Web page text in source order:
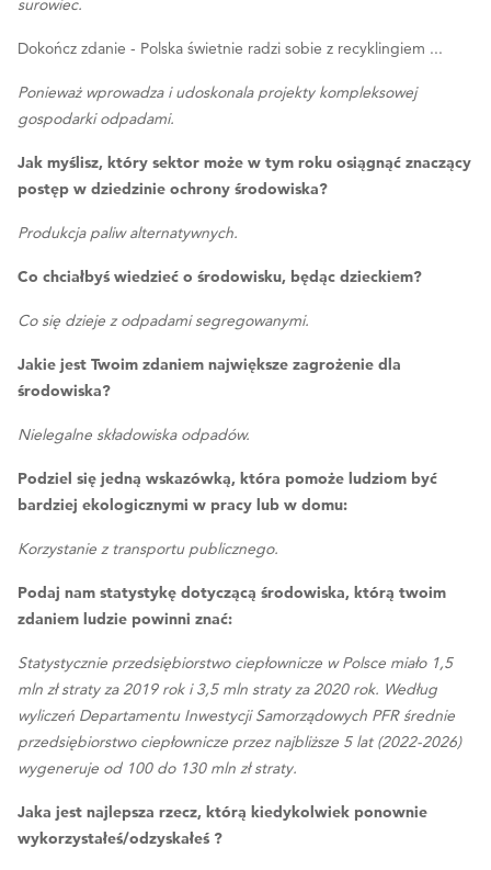
Dokończ zdanie - Polska świetnie radzi sobie z recyklingiem ...
Ponieważ wprowadza i udoskonala projekty kompleksowej
gospodarki odpadami.
Jak myślisz, który sektor może w tym roku osiągnąć znaczący
postęp w dziedzinie ochrony środowiska?
Produkcja paliw alternatywnych.
Co chciałbyś wiedzieć o środowisku, będąc dzieckiem?
Co się dzieje z odpadami segregowanymi.
Jakie jest Twoim zdaniem największe zagrożenie dla
środowiska?
Nielegalne składowiska odpadów.
Podziel się jedną wskazówką, która pomoże ludziom być
bardziej ekologicznymi w pracy lub w domu:
Korzystanie z transportu publicznego.
Podaj nam statystykę dotyczącą środowiska, którą twoim
zdaniem ludzie powinni znać:
Statystycznie przedsiębiorstwo ciepłownicze w Polsce miało 1,5
mln zł straty za 2019 rok i 3,5 mln straty za 2020 rok. Według
wyliczeń Departamentu Inwestycji Samorządowych PFR średnie
przedsiębiorstwo ciepłownicze przez najbliższe 5 lat (2022-2026)
wygeneruje od 100 do 130 mln zł straty.
Jaka jest najlepsza rzecz, którą kiedykolwiek ponownie
wykorzystałeś/odzyskałeś ?